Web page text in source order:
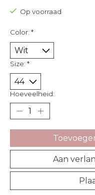
Op voorraad
Color: *
Size: *
Hoeveelheid:
Aan